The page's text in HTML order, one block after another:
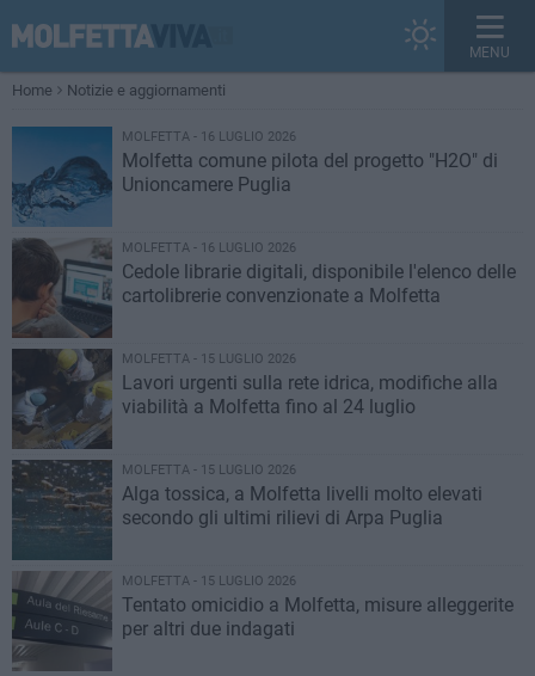
MENU
Home Notizie e aggiornamenti
MOLFETTA - 16 LUGLIO 2026
Molfetta comune pilota del progetto "H2O" di
Unioncamere Puglia
MOLFETTA - 16 LUGLIO 2026
Cedole librarie digitali, disponibile l'elenco delle
cartolibrerie convenzionate a Molfetta
MOLFETTA - 15 LUGLIO 2026
Lavori urgenti sulla rete idrica, modifiche alla
viabilità a Molfetta fino al 24 luglio
MOLFETTA - 15 LUGLIO 2026
Alga tossica, a Molfetta livelli molto elevati
secondo gli ultimi rilievi di Arpa Puglia
MOLFETTA - 15 LUGLIO 2026
Tentato omicidio a Molfetta, misure alleggerite
per altri due indagati